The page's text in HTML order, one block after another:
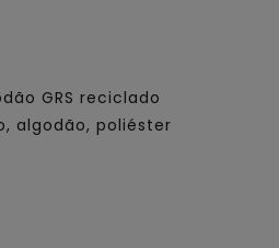
GRS reciclado
algodão, poliéster